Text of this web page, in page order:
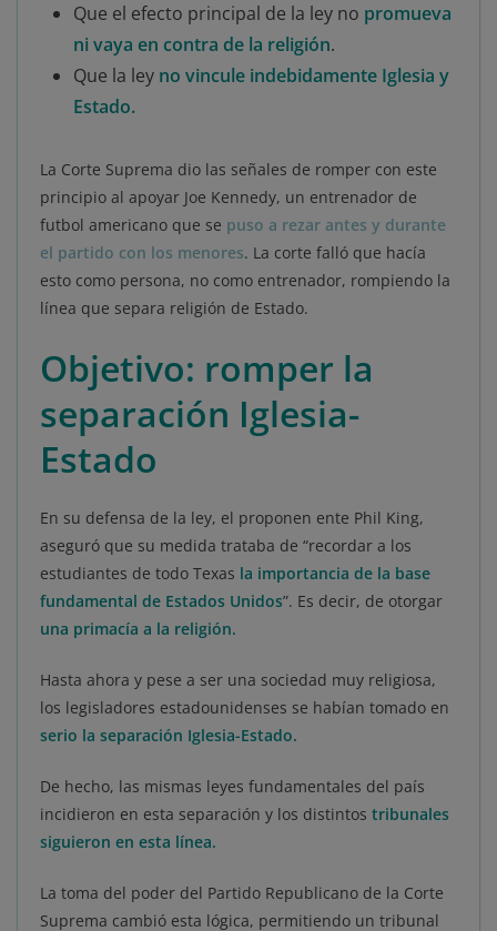
Que el efecto principal de la ley no promueva
ni vaya en contra de la religión.
Que la ley no vincule indebidamente Iglesia y
Estado.
La Corte Suprema dio las señales de romper con este
principio al apoyar Joe Kennedy, un entrenador de
futbol americano que se puso a rezar antes y durante
el partido con los menores. La corte falló que hacía
esto como persona, no como entrenador, rompiendo la
línea que separa religión de Estado.
Objetivo: romper la
separación Iglesia-
Estado
En su defensa de la ley, el proponen ente Phil King,
aseguró que su medida trataba de “recordar a los
estudiantes de todo Texas la importancia de la base
fundamental de Estados Unidos”. Es decir, de otorgar
una primacía a la religión.
Hasta ahora y pese a ser una sociedad muy religiosa,
los legisladores estadounidenses se habían tomado en
serio la separación Iglesia-Estado.
De hecho, las mismas leyes fundamentales del país
incidieron en esta separación y los distintos tribunales
siguieron en esta línea.
La toma del poder del Partido Republicano de la Corte
Suprema cambió esta lógica, permitiendo un tribunal